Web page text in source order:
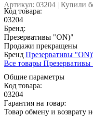
Артикул: 03204 | Купили
Код товара:
03204
Бренд:
Презервативы "ON)"
Продажи прекращены
Бренд Презервативы
Все товары
Общие параметры
Код товара:
03204
Гарантия на товар:
Товар обмену и возврату